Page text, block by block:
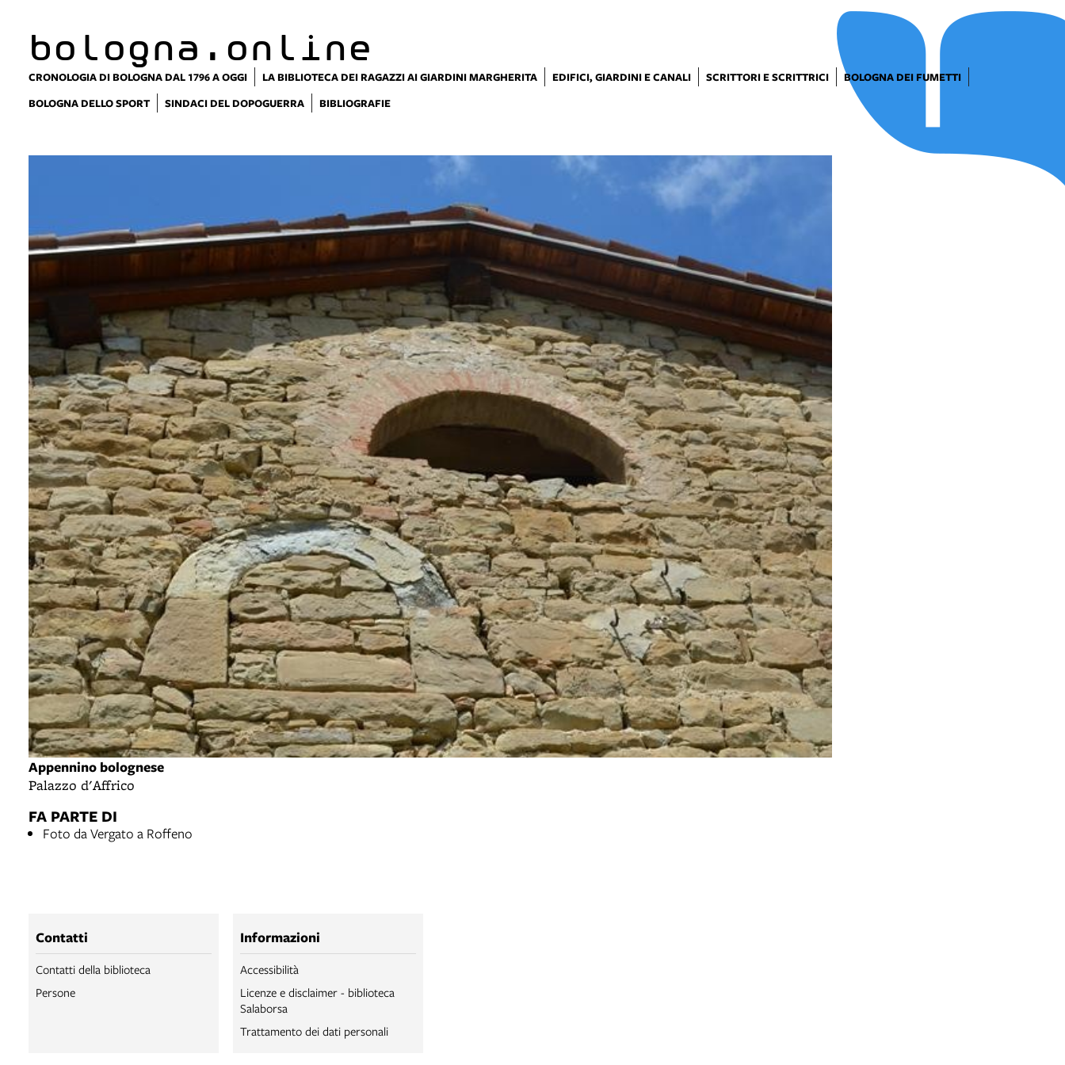
bologna.online
CRONOLOGIA DI BOLOGNA DAL 1796 A OGGI LA BIBLIOTECA DEI RAGAZZI AI GIARDINI MARGHERITA EDIFICI, GIARDINI E CANALI SCRITTORI E SCRITTRICI
BOLOGNA DEI FUMETTI
BOLOGNA DELLO SPORT
SINDACI DEL DOPOGUERRA BIBLIOGRAFIE
Appennino bolognese
Palazzo d'Affrico
FA PARTE DI
Foto da Vergato a Roffeno
Contatti
Contatti della biblioteca
Persone
Informazioni
Accessibilità
Licenze e disclaimer - biblioteca
Salaborsa
Trattamento dei dati personali